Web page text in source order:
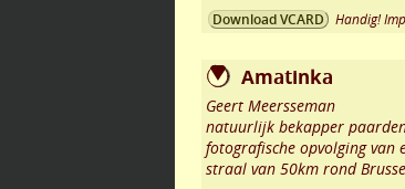
Download VCARD Handig!
Amatinka
Geert Meersseman
natuurlijk bekapper
fotografische opvolging van
straal van 50km rond